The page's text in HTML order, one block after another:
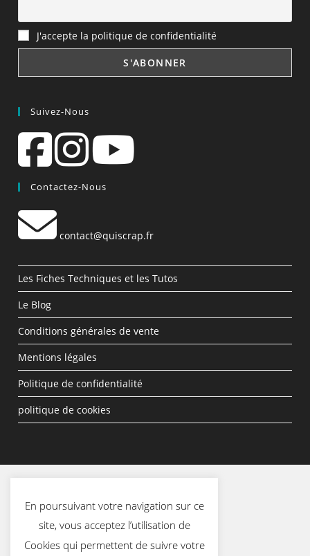
J'accepte la politique de confidentialité
Suivez-Nous
Contactez-Nous
contact@quiscrap.fr
Les Fiches Techniques et les Tutos
Le Blog
Conditions générales de vente
Mentions légales
Politique de confidentialité
politique de cookies
En poursuivant votre navigation sur ce
site, vous acceptez l’utilisation de
Cookies qui permettent de suivre votre